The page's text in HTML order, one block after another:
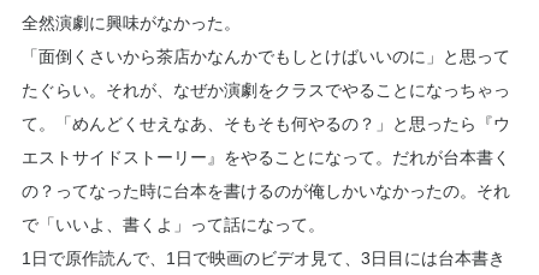
全然演劇に興味がなかった。
「面倒くさいから茶店かなんかでもしとけばいいのに」と思って
たぐらい。それが、なぜか演劇をクラスでやることになっちゃっ
て。「めんどくせえなあ、そもそも何やるの？」と思ったら『ウ
エストサイドストーリー』をやることになって。だれが台本書く
の？ってなった時に台本を書けるのが俺しかいなかったの。それ
で「いいよ、書くよ」って話になって。
1日で原作読んで、1日で映画のビデオ見て、3日目には台本書き